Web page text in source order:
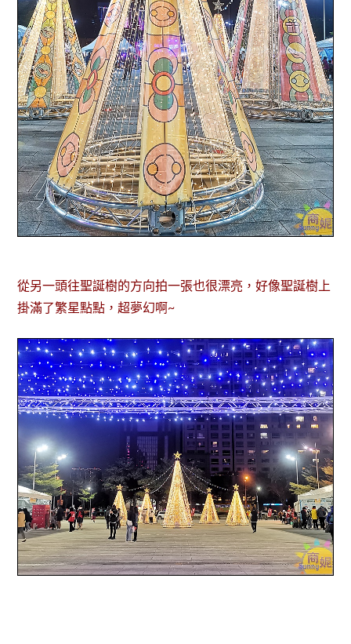
從另一頭往聖誕樹的方向拍一張也很漂亮，好像聖誕樹上
掛滿了繁星點點，超夢幻啊~